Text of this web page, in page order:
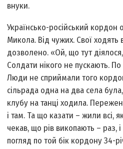
внуки.
Українсько-росiйський
Микола. Вiд чужих. Свої
дозволено. «Ой, що тут
Солдати нiкого не пускають. По
Люди не сприймали того
сiльрада одна на два села
клубу на танцi ходила.
і там. Та що казати – жили всi,
чекав, що рiв викопають – раз,
погляд по той бiк кордону З4-